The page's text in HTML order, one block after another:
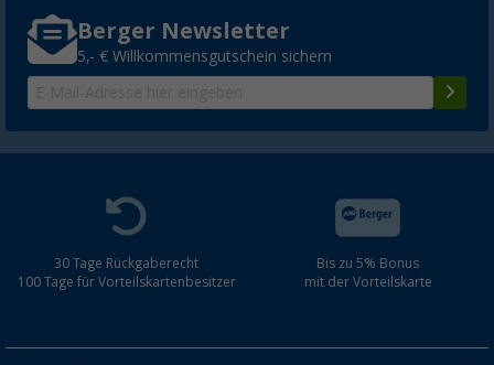
Berger Newsletter
5,- € Willkommensgutschein sichern
30 Tage Rückgaberecht
100 Tage für Vorteilskartenbesitzer
Bis zu 5% Bonus
mit der Vorteilskarte